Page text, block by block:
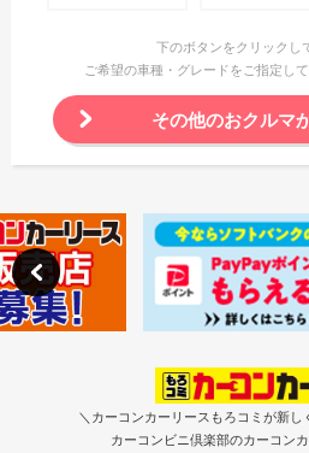
下のボタンをクリックし
ご希望の車種・グレードをご指定し
その他のおクルマ
＼カーコンカーリースもろコミが新し
カーコンビニ倶楽部のカーコン